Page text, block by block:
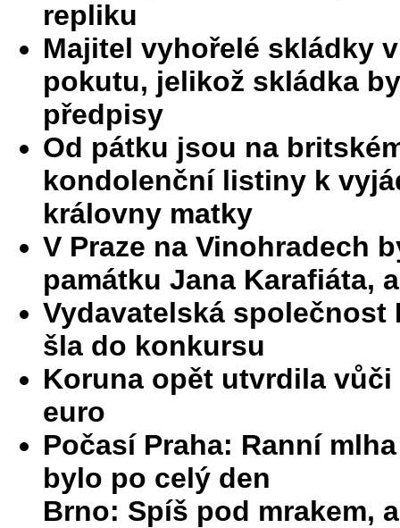
repliku
Majitel vyhořelé skládky
pokutu, jelikož skládka
předpisy
Od pátku jsou na
kondolenční listiny k
královny matky
V Praze na Vinohradech
památku Jana Karafiáta,
Vydavatelská
šla do konkursu
Koruna opět utvrdila
euro
Počasí Praha: Ranní
bylo po celý den
Brno: Spíš pod mrakem,